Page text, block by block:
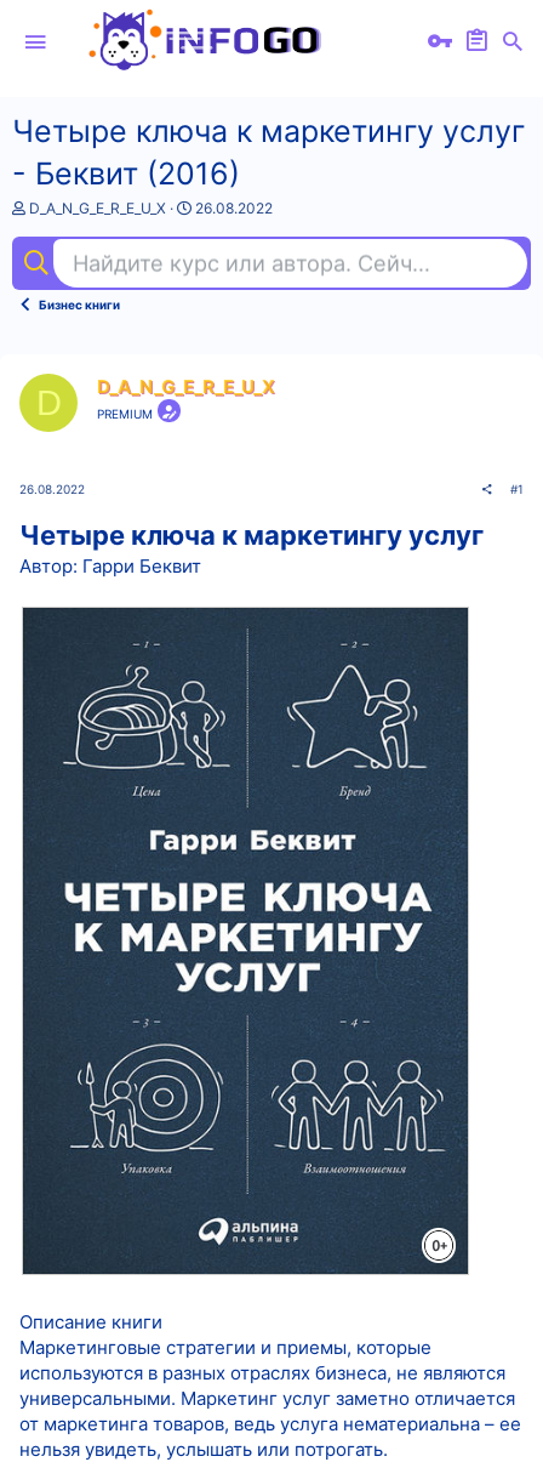
Четыре ключа к маркетингу услуг
- Беквит (2016)
А
т
о
т
D_A_N_G_E_R_E_U_X
Д
а
н
а
26.08.2022
Найдите курс или автора. Сейчас ищут
Бизнес книги
D D_A_N_G_E_R_E_U_X
PREMIUM
26.08.2022 #1
Четыре ключа к маркетингу услуг
Автор: Гарри Беквит
Описание книги
Маркетинговые стратегии и приемы, которые
используются в разных отраслях бизнеса, не являются
универсальными. Маркетинг услуг заметно отличается
от маркетинга товаров, ведь услуга нематериальна – ее
нельзя увидеть, услышать или потрогать.